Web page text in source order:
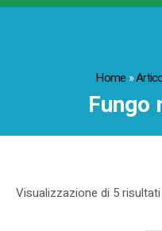
Home »
Fungo
Visualizzazione di 5 risultati